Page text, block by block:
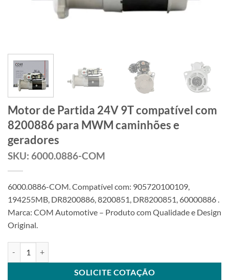
Motor de Partida 24V 9T compatível com
8200886 para MWM caminhões e
geradores
SKU: 6000.0886-COM
6000.0886-COM. Compatível com: 905720100109,
194255MB, DR8200886, 8200851, DR8200851, 60000886 .
Marca: COM Automotive – Produto com Qualidade e Design
Original.
SOLICITE COTAÇÃO